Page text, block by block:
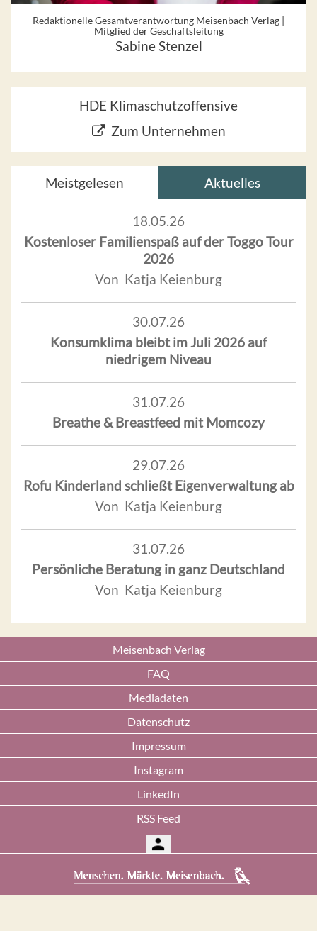
Redaktionelle Gesamtverantwortung Meisenbach Verlag |
Mitglied der Geschäftsleitung
Sabine Stenzel
HDE Klimaschutzoffensive
Zum Unternehmen
Meistgelesen Aktuelles
18.05.26
Kostenloser Familienspaß auf der Toggo Tour
2026
Von Katja Keienburg
30.07.26
Konsumklima bleibt im Juli 2026 auf
niedrigem Niveau
31.07.26
Breathe & Breastfeed mit Momcozy
29.07.26
Rofu Kinderland schließt Eigenverwaltung ab
Von Katja Keienburg
31.07.26
Persönliche Beratung in ganz Deutschland
Von Katja Keienburg
Meisenbach Verlag
FAQ
Mediadaten
Datenschutz
Impressum
Instagram
LinkedIn
RSS Feed